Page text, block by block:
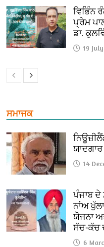
ਵਿਭਿੰਨ
ਪ੍ਰੇਮ
ਡਾ.
19
ਸਮਾਜਕ
14
ਪੰਜਾਬ ਦੇ
ਨਾਂਅ
ਯੋਜਨਾ
ਸੱਚ-ਕੱਚ
6